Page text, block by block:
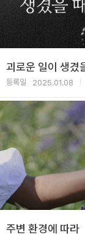
괴로운 일이 생겼
등록일 2025.01.08
주변 환경에 따라